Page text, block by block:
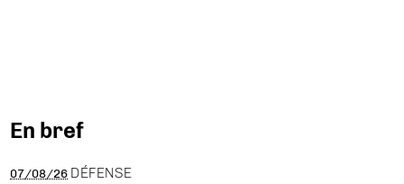
En bref
07/08/26 DÉFENSE